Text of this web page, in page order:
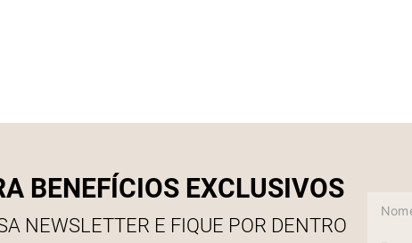
BENEFÍCIOS EXCLUSIVOS
NEWSLETTER E FIQUE POR DENTRO